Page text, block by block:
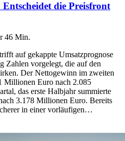
die Preisfront
46 Min.
auf gekappte Umsatzprognose
Zahlen vorgelegt, die auf den
Der Nettogewinn im zweiten
Millionen Euro nach 2.085
das erste Halbjahr summierte
3.178 Millionen Euro. Bereits
in einer vorläufigen…